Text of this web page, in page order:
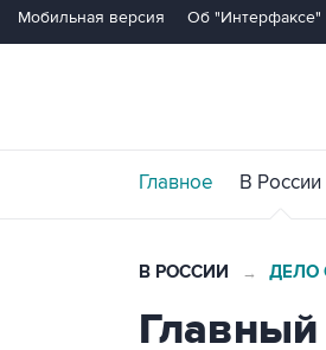
Мобильная версия Об "Интерфаксе"
Главное В России
В РОССИИ → ДЕЛО
Главный